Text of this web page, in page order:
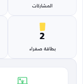
المشاركات
2
بطاقة صفراء